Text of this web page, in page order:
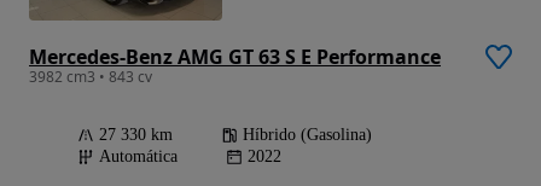
Mercedes-Benz AMG GT 63 S E Performance
3982 cm3 • 843 cv
27 330 km
Híbrido (Gasolina)
Automática
2022